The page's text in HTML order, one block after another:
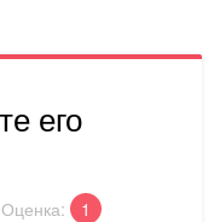
его
Оценка: 1